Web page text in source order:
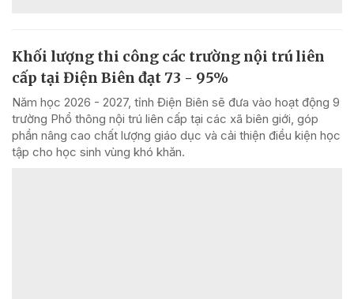
Khối lượng thi công các trường nội trú liên
cấp tại Điện Biên đạt 73 - 95%
Năm học 2026 - 2027, tỉnh Điện Biên sẽ đưa vào hoạt động 9
trường Phổ thông nội trú liên cấp tại các xã biên giới, góp
phần nâng cao chất lượng giáo dục và cải thiện điều kiện học
tập cho học sinh vùng khó khăn.